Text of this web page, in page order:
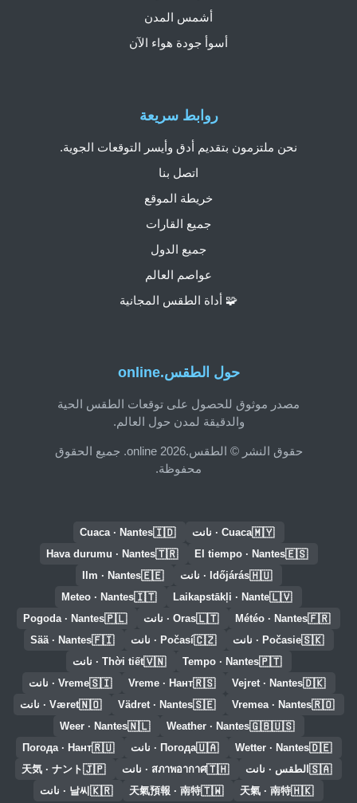
حول الطقس.online
مصدر موثوق للحصول على توقعات الطقس الحية
والدقيقة لمدن حول العالم.
حقوق النشر © الطقس.online 2026. جميع الحقوق
محفوظة.
روابط سريعة
نحن ملتزمون بتقديم أدق وأيسر التوقعات الجوية.
اتصل بنا
خريطة الموقع
جميع القارات
جميع الدول
عواصم العالم
🧩 أداة الطقس المجانية
أشمس المدن
أسوأ جودة هواء الآن
🇲🇾Cuaca · نانت 🇮🇩
Cuaca · Nantes
🇪🇸
El tiempo · Nantes
🇹🇷
Hava durumu · Nantes
🇭🇺Időjárás · نانت 🇪🇪
Ilm · Nantes
🇱🇻
Laikapstākļi · Nante
🇮🇹
Meteo · Nantes
🇫🇷
Météo · Nantes
🇱🇹Oras · نانت 🇵🇱
Pogoda · Nantes
🇸🇰Počasie · نانت 🇨🇿Počasí · نانت 🇫🇮
Sää · Nantes
🇵🇹
Tempo · Nantes
🇻🇳Thời tiết · نانت
🇩🇰
Vejret · Nantes
🇷🇸
Vreme · Нант
🇸🇮Vreme · نانت
🇷🇴
Vremea · Nantes
🇸🇪
Vädret · Nantes
🇳🇴Været · نانت
🇬🇧🇺🇸
Weather · Nantes
🇳🇱
Weer · Nantes
🇩🇪
Wetter · Nantes
🇺🇦Погода · نانت 🇷🇺
Погода · Нант
🇸🇦 الطقس · نانت 🇹🇭สภาพอากาศ · نانت 🇯🇵
天気 · ナント
🇭🇰
天氣 · 南特
🇹🇼
天氣預報 · 南特
🇰🇷 날씨 · نانت